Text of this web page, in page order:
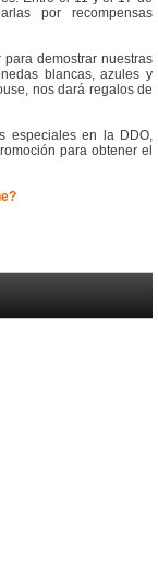
por recompensas
demostrar nuestras
blancas, azules y
nos dará regalos de
especiales en la DDO,
para obtener el